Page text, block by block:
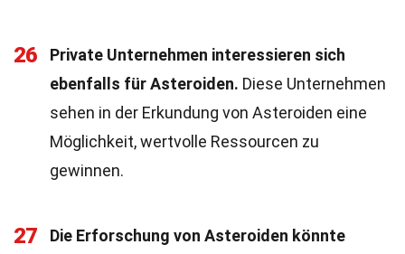
26
Private Unternehmen interessieren sich
ebenfalls für Asteroiden. Diese Unternehmen
sehen in der Erkundung von Asteroiden eine
Möglichkeit, wertvolle Ressourcen zu
gewinnen.
27
Die Erforschung von Asteroiden könnte